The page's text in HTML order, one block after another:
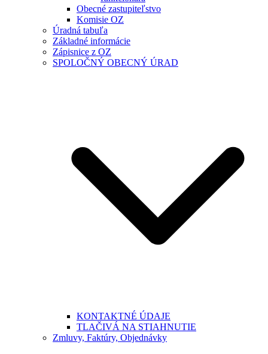
Obecné zastupiteľstvo
Komisie OZ
Úradná tabuľa
Základné informácie
Zápisnice z OZ
SPOLOČNÝ OBECNÝ ÚRAD
KONTAKTNÉ ÚDAJE
TLAČIVÁ NA STIAHNUTIE
Zmluvy, Faktúry, Objednávky